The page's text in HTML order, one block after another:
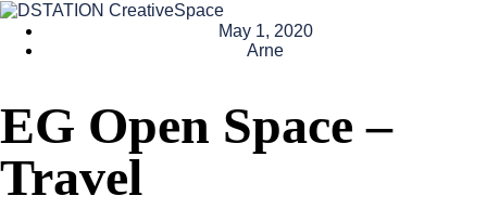
May 1, 2020
Arne
EG Open Space –
Travel